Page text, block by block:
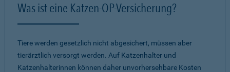
Was ist eine Katzen-OP-Versicherung?
Tiere werden gesetzlich nicht abgesichert, müssen aber
tierärztlich versorgt werden. Auf Katzenhalter und
Katzenhalterinnen können daher unvorhersehbare Kosten